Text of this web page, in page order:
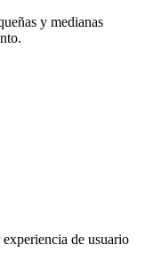
y medianas
de usuario